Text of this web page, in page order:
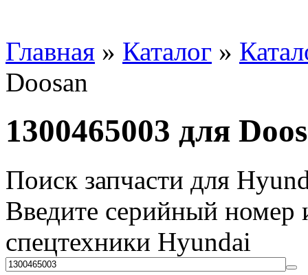
Главная » Каталог »
Doosan
1300465003 для
Поиск запчасти для
Введите серийный номер
спецтехники Hyundai